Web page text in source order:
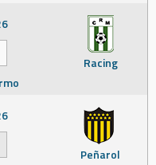
Racing
Peñarol